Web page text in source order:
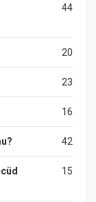
44
20
23
16
42
15